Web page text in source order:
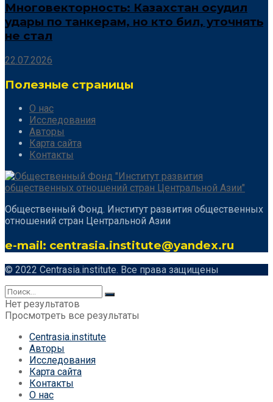
Многовекторность: Казахстан осудил
удары по танкерам, но кто бил, уточнять
не стал
22.07.2026
Полезные страницы
О нас
Исследования
Авторы
Карта сайта
Контакты
Общественный Фонд. Институт развития общественных
отношений стран Центральной Азии
e-mail: centrasia.institute@yandex.ru
© 2022 Centrasia.institute. Все права защищены
Нет результатов
Просмотреть все результаты
Centrasia.institute
Авторы
Исследования
Карта сайта
Контакты
О нас